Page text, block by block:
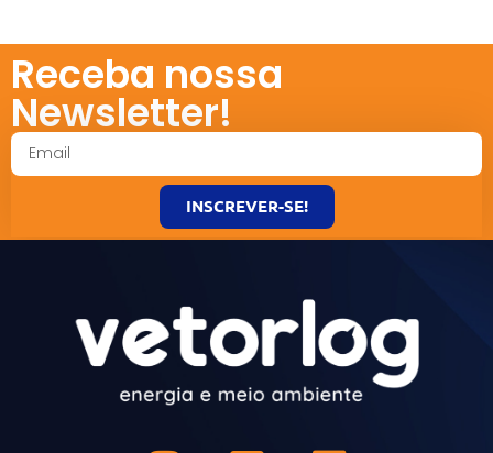
Receba nossa
Newsletter!
INSCREVER-SE!